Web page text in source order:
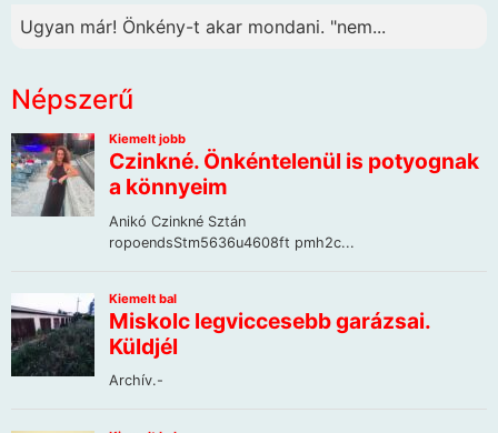
Ugyan már! Önkény-t akar mondani. "nem...
Népszerű